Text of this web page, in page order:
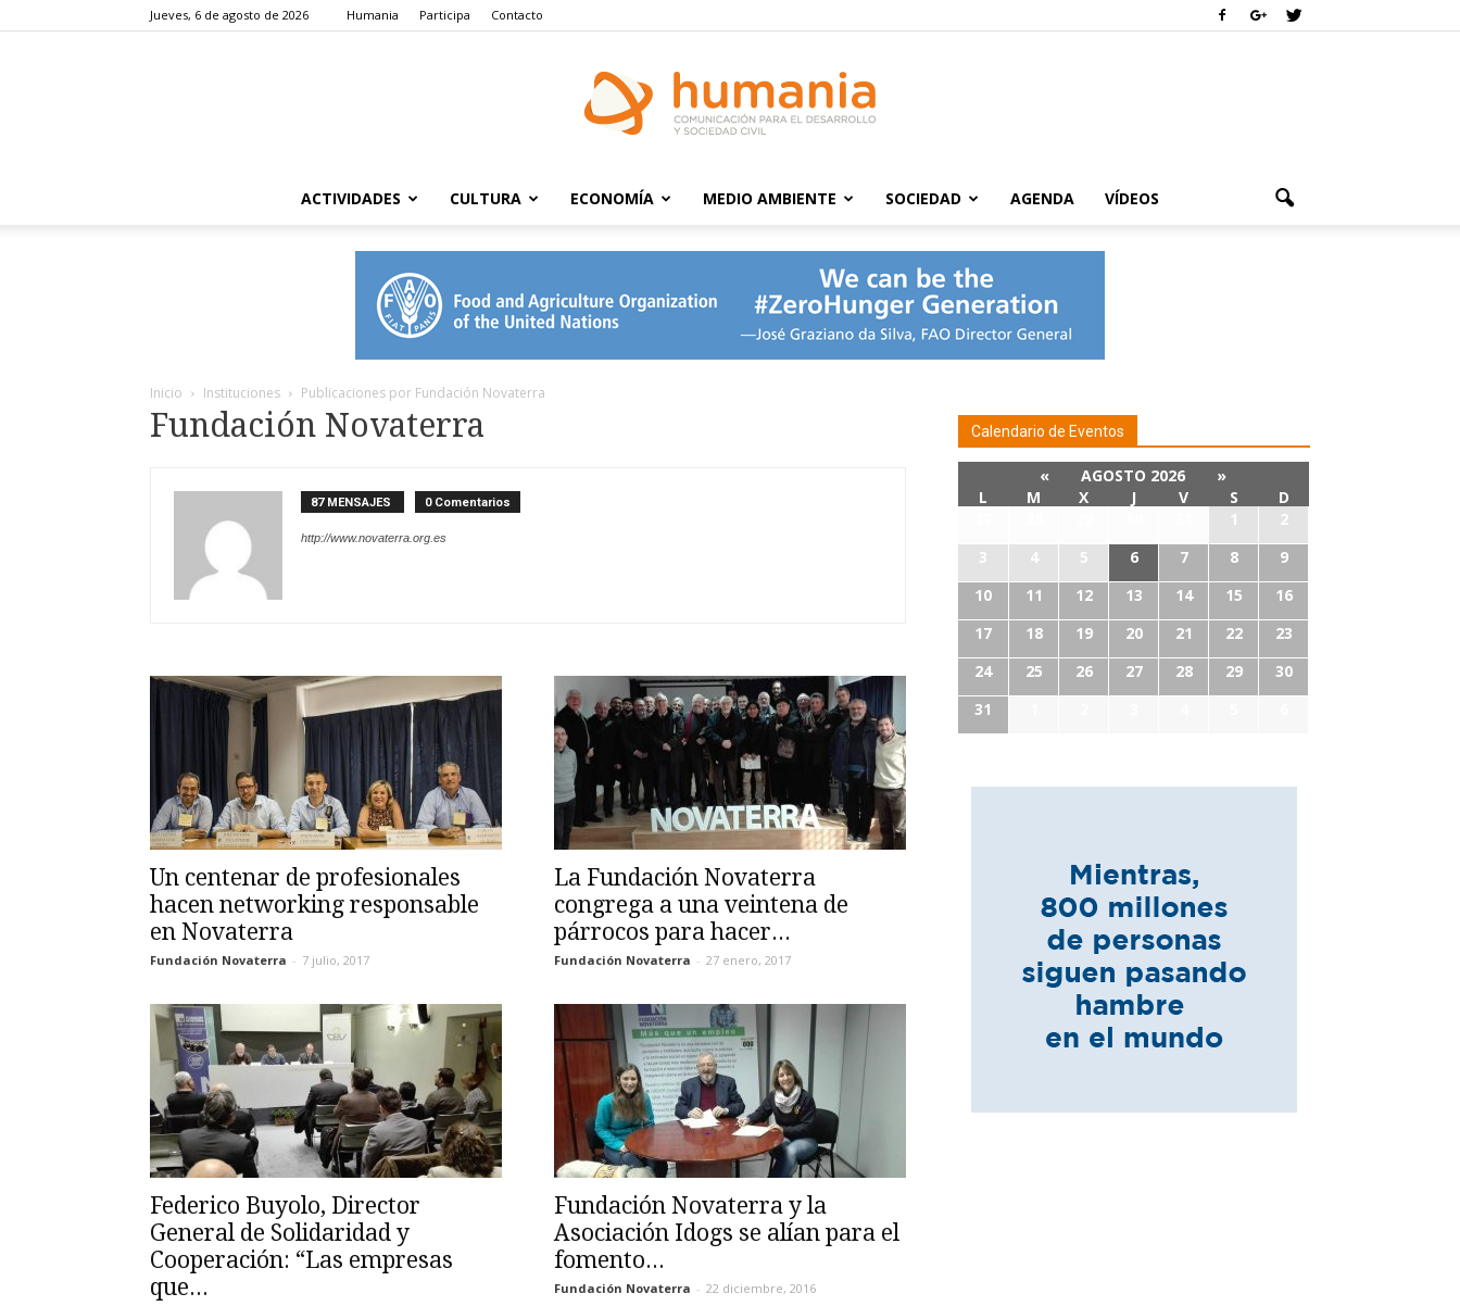
Jueves, 6 de agosto de 2026 Humania Participa Contacto
ACTIVIDADES CULTURA ECONOMÍA MEDIO AMBIENTE SOCIEDAD AGENDA VÍDEOS
Inicio Instituciones Publicaciones por Fundación Novaterra
Fundación Novaterra
87 MENSAJES 0 Comentarios
http://www.novaterra.org.es
Un centenar de profesionales
hacen networking responsable
en Novaterra
Fundación Novaterra - 7 julio, 2017
La Fundación Novaterra
congrega a una veintena de
párrocos para hacer...
Fundación Novaterra - 27 enero, 2017
Federico Buyolo, Director
General de Solidaridad y
Cooperación: “Las empresas
que...
Fundación Novaterra y la
Asociación Idogs se alían para el
fomento...
Fundación Novaterra - 22 diciembre, 2016
Calendario de Eventos
« AGOSTO 2026
»
L
M X J V S
D
1
2
3
4 5 6 7 8
9
10
11 12 13 14 15
16
17
18 19 20 21 22
23
24
25 26 27 28 29
30
31